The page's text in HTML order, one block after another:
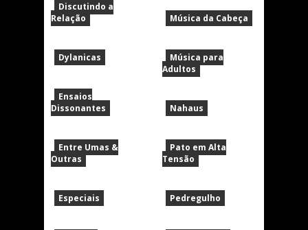
Discutindo a
Relação
Dylanicas
Ensaios
Dissonantes
Entre Umas &
Outras
Especiais
Música da Cabeça
Música para
Adultos
Nahaus
Pato em Alta
Tensão
Pedregulho